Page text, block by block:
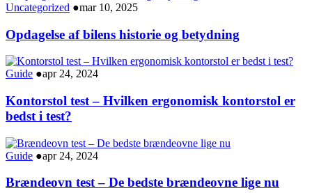
Uncategorized ●mar 10, 2025
Opdagelse af bilens historie og betydning
Guide ●apr 24, 2024
Kontorstol test – Hvilken ergonomisk kontorstol er
bedst i test?
Guide ●apr 24, 2024
Brændeovn test – De bedste brændeovne lige nu